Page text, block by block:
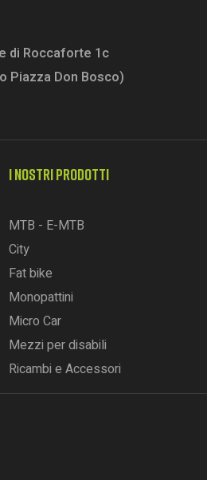
di Roccaforte 1c
Piazza Don Bosco)
I NOSTRI PRODOTTI
MTB - E-MTB
City
Fat bike
Monopattini
Micro Car
Mezzi per disabili
Ricambi e Accessori